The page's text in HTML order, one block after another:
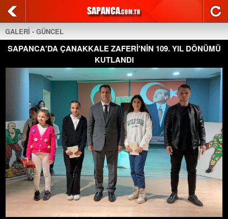
GALERİ - GÜNCEL
SAPANCA'DA ÇANAKKALE ZAFERİ'NİN 109. YIL DÖNÜMÜ
KUTLANDI